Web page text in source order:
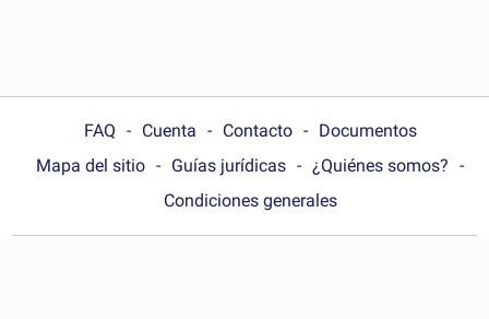
FAQ Cuenta Contacto
Documentos
Mapa del sitio
Guías jurídicas
¿Quiénes somos?
Condiciones generales